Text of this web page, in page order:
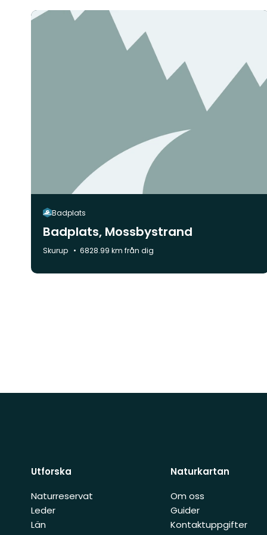
Badplats
Badplats, Mossbystrand
Kommun:
Skurup 6828.99 km från dig
Utforska
Naturreservat
Leder
Län
Naturkartan
Om oss
Guider
Kontaktuppgifter